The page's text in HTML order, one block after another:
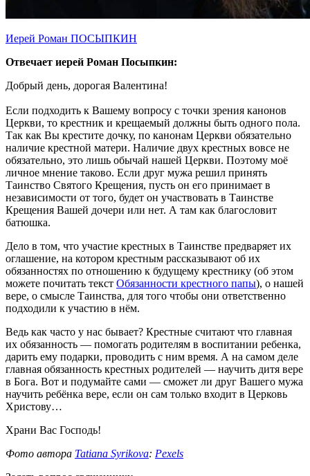
Иерей Роман ПОСЫПКИН
Отвечает иерей Роман Посыпкин:
Добрый день, дорогая Валентина!
Если подходить к Вашему вопросу с точки зрения канонов
Церкви, то крестник и крещаемый должны быть одного пола.
Так как Вы крестите дочку, по канонам Церкви обязательно
наличие крестной матери. Наличие двух крестных вовсе не
обязательно, это лишь обычай нашей Церкви. Поэтому моё
личное мнение таково. Если друг мужа решил принять
Таинство Святого Крещения, пусть он его принимает в
независимости от того, будет он участвовать в Таинстве
Крещения Вашей дочери или нет. А там как благословит
батюшка.
Дело в том, что участие крестных в Таинстве предваряет их
оглашение, на котором крестным рассказывают об их
обязанностях по отношению к будущему крестнику (об этом
можете почитать текст Обязанности крестного папы), о нашей
вере, о смысле Таинства, для того чтобы они ответственно
подходили к участию в нём.
Ведь как часто у нас бывает? Крестные считают что главная
их обязанность — помогать родителям в воспитании ребенка,
дарить ему подарки, проводить с ним время. А на самом деле
главная обязанность крестных родителей — научить дитя вере
в Бога. Вот и подумайте сами — сможет ли друг Вашего мужа
научить ребёнка вере, если он сам только входит в Церковь
Христову…
Храни Вас Господь!
Фото автора Tatiana Syrikova: Pexels